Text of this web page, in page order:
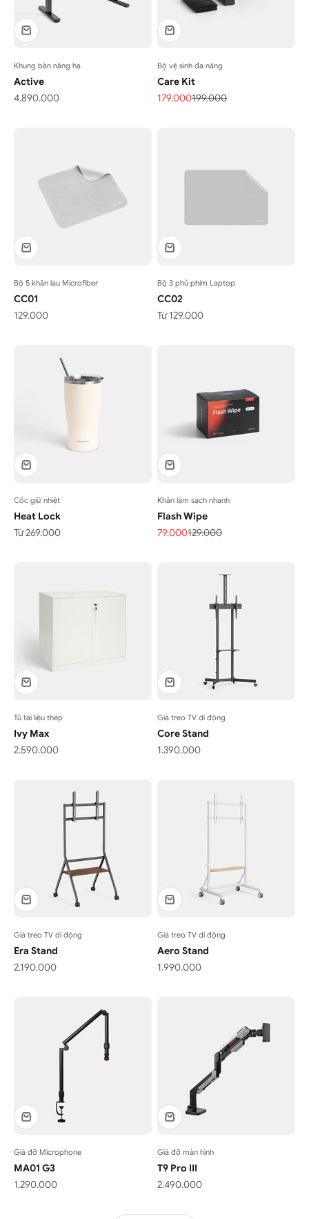
Khung bàn nâng hạ
Active
Giá bán
4.890.000
Bộ vệ sinh đa năng
Care Kit
Giá bán
179.000Giá thông thường
199.000
Bộ 5 khăn lau Microfiber
CC01
Giá bán
129.000
Bộ 3 phủ phím Laptop
CC02
Giá bán
Từ 129.000
Cốc giữ nhiệt
Heat Lock
Giá bán
Từ 269.000
Khăn làm sạch nhanh
Flash Wipe
Giá bán
79.000Giá thông thường
129.000
Tủ tài liệu thép
Ivy Max
Giá bán
2.590.000
Giá treo TV di động
Core Stand
Giá bán
1.390.000
Giá treo TV di động
Era Stand
Giá bán
2.190.000
Giá treo TV di động
Aero Stand
Giá bán
1.990.000
Giá đỡ Microphone
MA01 G3
Giá bán
1.290.000
Giá đỡ màn hình
T9 Pro III
Giá bán
2.490.000